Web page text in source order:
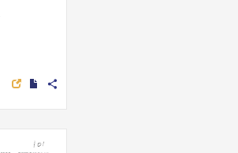
share